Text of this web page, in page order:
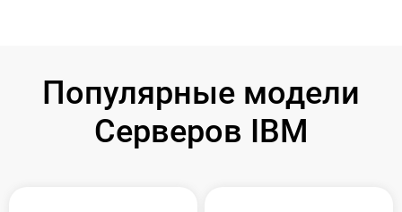
Популярные модели
Серверов IBM